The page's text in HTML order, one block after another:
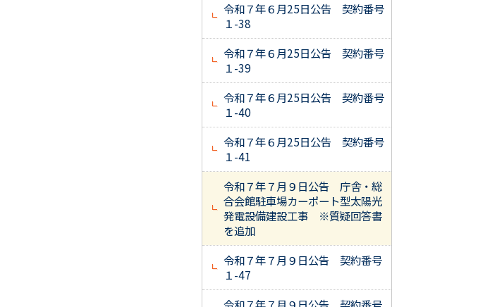
令和７年６月25日公告 契約番号
１-38
令和７年６月25日公告 契約番号
１-39
令和７年６月25日公告 契約番号
１-40
令和７年６月25日公告 契約番号
１-41
令和７年７月９日公告 庁舎・総
合会館駐車場カーポート型太陽光
発電設備建設工事 ※質疑回答書
を追加
令和７年７月９日公告 契約番号
１-47